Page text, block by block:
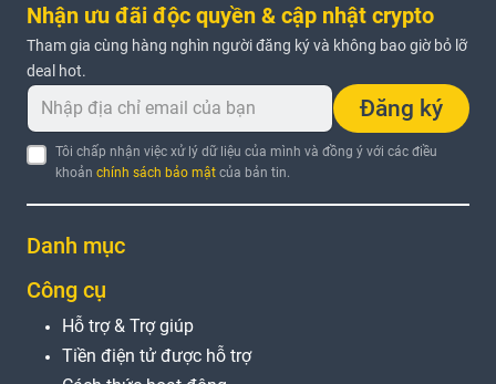
Nhận ưu đãi độc quyền & cập nhật crypto
Tham gia cùng hàng nghìn người đăng ký và không bao giờ bỏ lỡ
deal hot.
Đăng ký
Tôi chấp nhận việc xử lý dữ liệu của mình và đồng ý với các điều
khoảnchính sách bảo mật của bản tin.
Danh mục
Công cụ
Hỗ trợ & Trợ giúp
Tiền điện tử được hỗ trợ